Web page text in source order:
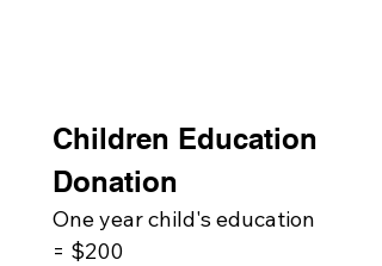
Children Education
Donation
One year child's education
= $200